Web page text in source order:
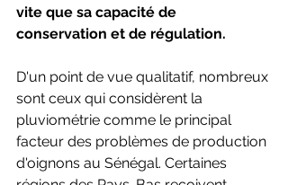
vite que sa capacité de
conservation et de régulation.
D'un point de vue qualitatif, nombreux
sont ceux qui considèrent la
pluviométrie comme le principal
facteur des problèmes de production
d'oignons au Sénégal. Certaines